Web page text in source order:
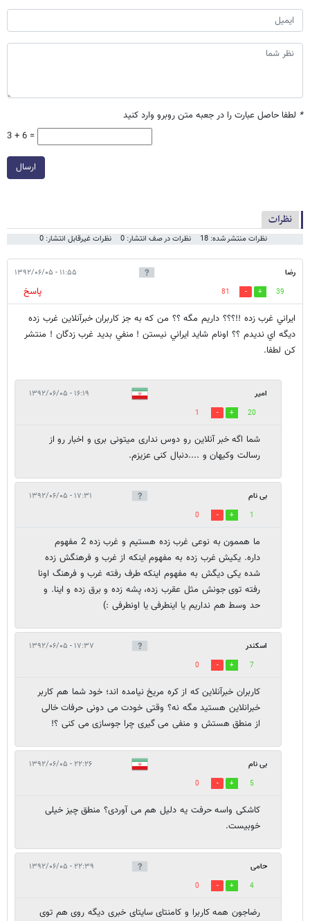
* لطفا حاصل عبارت را در جعبه متن روبرو وارد کنید
3 + 6 =
ارسال
نظرات
نظرات منتشر شده: 18 نظرات در صف انتشار: 0 نظرات غیرقابل انتشار: 0
رضا ۱۱:۵۵ - ۱۳۹۲/۰۶/۰۵
39
81
پاسخ
ايراني غرب زده !!؟؟؟ داريم مگه ؟؟ من كه به جز كاربران خبرآنلاين غرب زده
ديگه اي نديدم ؟؟ اونام شايد ايراني نيستن ! منفي بديد غرب زدگان ! منتشر
كن لطفا.
امیر ۱۶:۱۹ - ۱۳۹۲/۰۶/۰۵
20
1
شما اگه خبر آنلاین رو دوس نداری میتونی بری و اخبار رو از
رسالت وکیهان و ....دنبال کنی عزیزم.
بی نام ۱۷:۳۱ - ۱۳۹۲/۰۶/۰۵
1
0
ما هممون به نوعی غرب زده هستیم و غرب زده 2 مفهوم
داره. یکیش غرب زده به مفهوم اینکه از غرب و فرهنگش زده
شده یکی دیگش به مفهوم اینکه طرف رفته غرب و فرهنگ اونا
رفته توی جونش مثل عقرب زده، پشه زده و برق زده و اینا. و
حد وسط هم نداریم یا اینطرفی یا اونطرفی :)
اسکندر ۱۷:۳۷ - ۱۳۹۲/۰۶/۰۵
7
0
کاربران خبرآنلاین که از کره مریخ نیامده اند؛ خود شما هم کاربر
خبرانلاین هستید مگه نه؟ وقتی خودت می دونی حرفات خالی
از منطق هستش و منفی می گیری چرا جوسازی می کنی ؟!
بی نام ۲۲:۲۶ - ۱۳۹۲/۰۶/۰۵
5
0
کاشکی واسه حرفت یه دلیل هم می آوردی؟ منطق چیز خیلی
خوبیست.
حامی ۲۲:۳۹ - ۱۳۹۲/۰۶/۰۵
4
0
رضاجون همه کاربرا و کامنتای سایتای خبری دیگه روی هم توی